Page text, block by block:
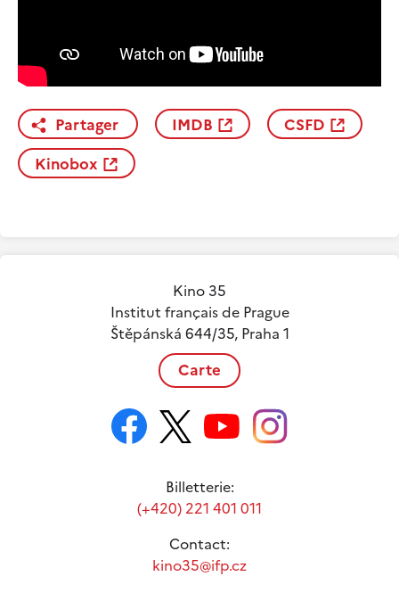
Partager IMDB
CSFD
Kinobox
Kino 35
Institut français de Prague
Štěpánská 644/35, Praha 1
Carte
Billetterie:
(+420) 221 401 011
Contact:
kino35@ifp.cz